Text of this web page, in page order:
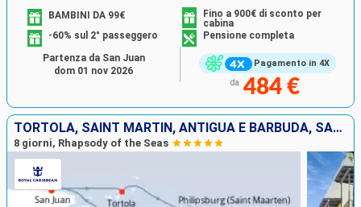
Pagamento in 4X
BAMBINI DA 99€
Fino a 900€ di sconto per
cabina
-60% sul 2° passeggero
Pensione completa
da 484 €
Partenza da San Juan
dom 01 nov 2026
TORTOLA, SAINT MARTIN, ANTIGUA E BARBUDA, SAN CRISTOFORO E NEVIS, SAINT CROIX, PORTORICO
8 giorni, Rhapsody of the Seas